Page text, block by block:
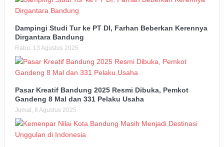
Dampingi Studi Tur ke PT DI, Farhan Beberkan Kerennya
Dirgantara Bandung
Rabu, 13 Agustus 2025
Pasar Kreatif Bandung 2025 Resmi Dibuka, Pemkot
Gandeng 8 Mal dan 331 Pelaku Usaha
Jumat, 8 Agustus 2025